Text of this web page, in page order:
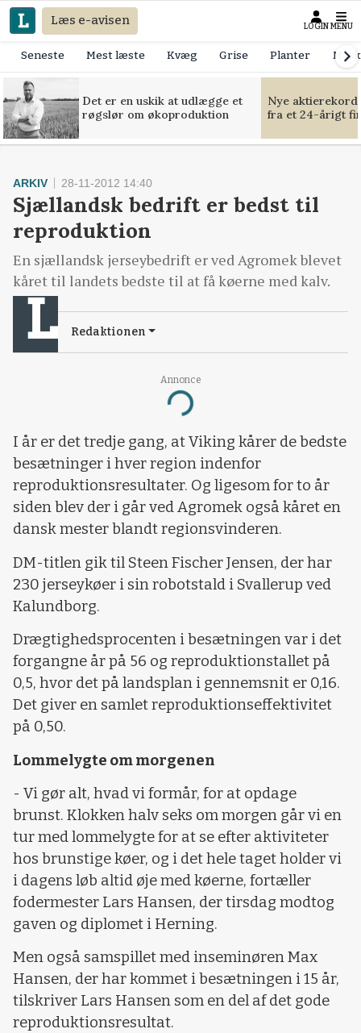
Læs e-avisen LOGIN MENU
Seneste Mest læste Kvæg Grise Planter
Det er en uskik at udlægge et
røgslør om økoproduktion
Nye
fra et 24-årigt
Annonce
Loading...
ARKIV 28-11-2012 14:40
Sjællandsk bedrift er bedst til
reproduktion
En sjællandsk jerseybedrift er ved Agromek blevet
kåret til landets bedste til at få køerne med kalv.
Redaktionen
I år er det tredje gang, at Viking kårer de bedste
besætninger i hver region indenfor
reproduktionsresultater. Og ligesom for to år
siden blev der i går ved Agromek også kåret en
dansk mester blandt regionsvinderen.
DM-titlen gik til Steen Fischer Jensen, der har
230 jerseykøer i sin robotstald i Svallerup ved
Kalundborg.
Drægtighedsprocenten i besætningen var i det
forgangne år på 56 og reproduktionstallet på
0,5, hvor det på landsplan i gennemsnit er 0,16.
Det giver en samlet reproduktionseffektivitet
på 0,50.
Lommelygte om morgenen
- Vi gør alt, hvad vi formår, for at opdage
brunst. Klokken halv seks om morgen går vi en
tur med lommelygte for at se efter aktiviteter
hos brunstige køer, og i det hele taget holder vi
i dagens løb altid øje med køerne, fortæller
fodermester Lars Hansen, der tirsdag modtog
gaven og diplomet i Herning.
Men også samspillet med inseminøren Max
Hansen, der har kommet i besætningen i 15 år,
tilskriver Lars Hansen som en del af det gode
reproduktionsresultat.